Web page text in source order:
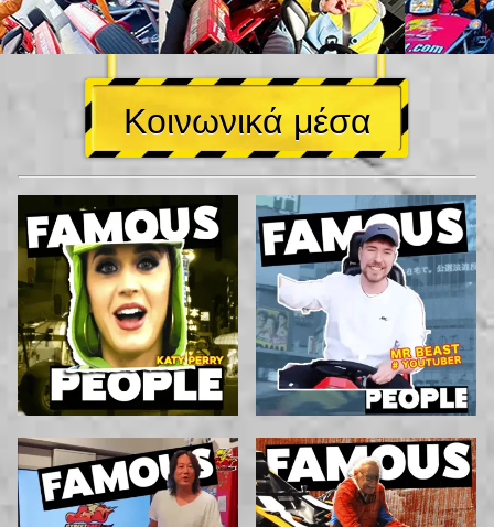
Κοινωνικά μέσα